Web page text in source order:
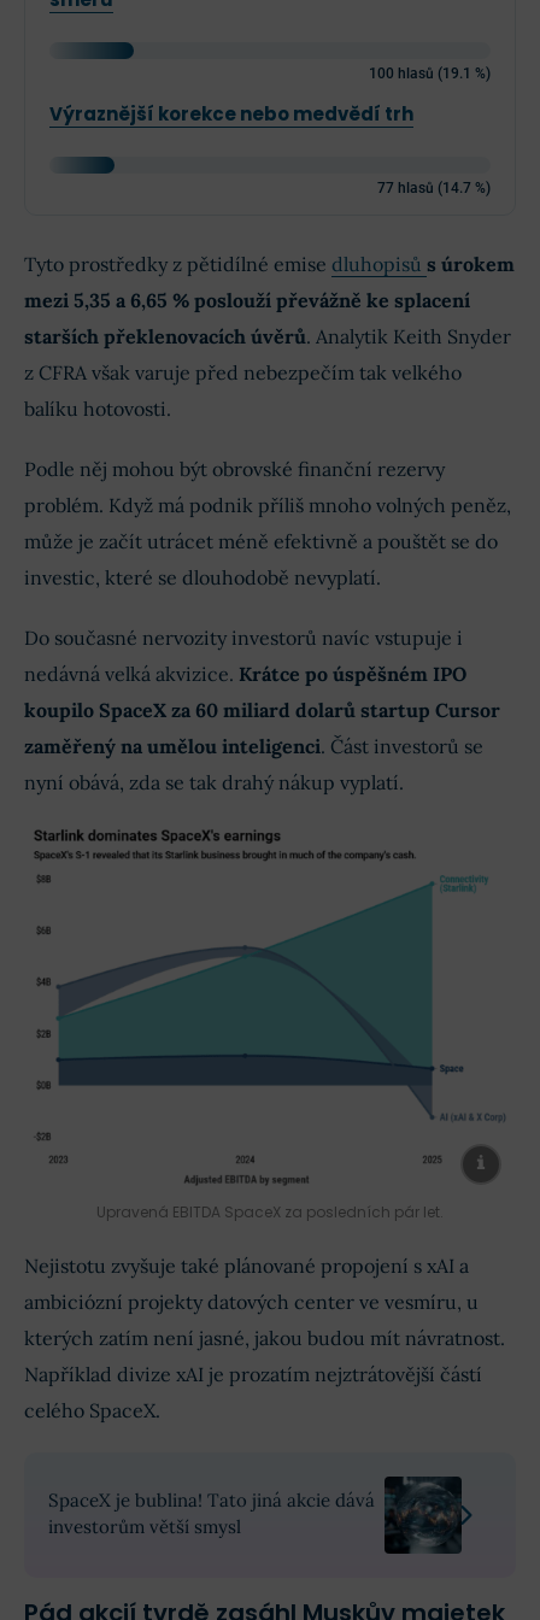
100 hlasů (19.1 %)
Výraznější korekce nebo medvědí trh
77 hlasů (14.7 %)
Tyto prostředky z pětidílné emise dluhopisů s úrokem
mezi 5,35 a 6,65 % poslouží převážně ke splacení
starších překlenovacích úvěrů. Analytik Keith Snyder
z CFRA však varuje před nebezpečím tak velkého
balíku hotovosti.
Podle něj mohou být obrovské finanční rezervy
problém. Když má podnik příliš mnoho volných peněz,
může je začít utrácet méně efektivně a pouštět se do
investic, které se dlouhodobě nevyplatí.
Do současné nervozity investorů navíc vstupuje i
nedávná velká akvizice. Krátce po úspěšném IPO
koupilo SpaceX za 60 miliard dolarů startup Cursor
zaměřený na umělou inteligenci. Část investorů se
nyní obává, zda se tak drahý nákup vyplatí.
Upravená EBITDA SpaceX za posledních pár let.
Nejistotu zvyšuje také plánované propojení s xAI a
ambiciózní projekty datových center ve vesmíru, u
kterých zatím není jasné, jakou budou mít návratnost.
Například divize xAI je prozatím nejztrátovější částí
celého SpaceX.
SpaceX je bublina! Tato jiná akcie dává
investorům větší smysl
Pád akcií tvrdě zasáhl Muskův majetek